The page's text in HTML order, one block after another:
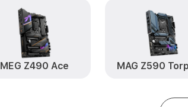
MEG Z490 Ace MAG Z590